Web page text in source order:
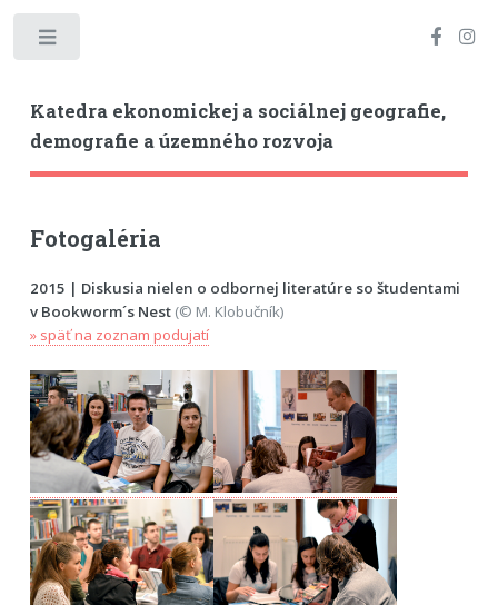
Katedra ekonomickej a sociálnej geografie,
demografie a územného rozvoja
Fotogaléria
2015 | Diskusia nielen o odbornej literatúre so študentami
v Bookworm´s Nest(© M. Klobučník)
» späť na zoznam podujatí